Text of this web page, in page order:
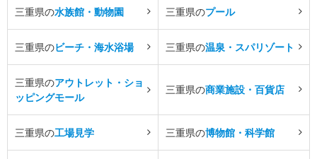
三重県の水族館・動物園 三重県のプール
三重県のビーチ・海水浴場 三重県の温泉・スパリゾート
三重県のアウトレット・ショ
ッピングモール
三重県の商業施設・百貨店
三重県の工場見学 三重県の博物館・科学館